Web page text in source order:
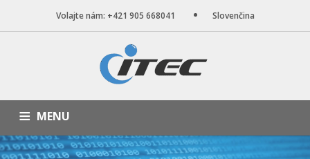
Volajte nám: +421 905 668041 Slovenčina
MENU
ÚVOD NAŠE SLUŽBY WEB STRÁNKY PORTFÓLIO